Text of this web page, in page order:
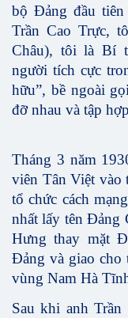
bộ Đảng đầu
Trần Cao Trực,
Châu), tôi là Bí
người tích cực
hữu”, bề ngoài
đỡ nhau và tập
Tháng 3 năm
viên Tân Việt vào
tổ chức cách
nhất lấy tên Đảng
Hưng thay mặt
Đảng và giao cho
vùng Nam Hà
Sau khi anh